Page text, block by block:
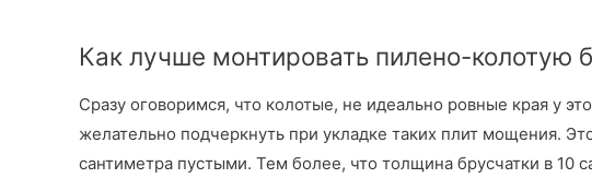
Как лучше монтировать пилено-колотую
Сразу оговоримся, что колотые, не идеально ровные края у
желательно подчеркнуть при укладке таких плит мощения.
сантиметра пустыми. Тем более, что толщина брусчатки в 10